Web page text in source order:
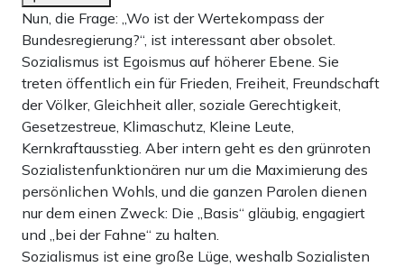
Nun, die Frage: „Wo ist der Wertekompass der
Bundesregierung?“, ist interessant aber obsolet.
Sozialismus ist Egoismus auf höherer Ebene. Sie
treten öffentlich ein für Frieden, Freiheit, Freundschaft
der Völker, Gleichheit aller, soziale Gerechtigkeit,
Gesetzestreue, Klimaschutz, Kleine Leute,
Kernkraftausstieg. Aber intern geht es den grünroten
Sozialistenfunktionären nur um die Maximierung des
persönlichen Wohls, und die ganzen Parolen dienen
nur dem einen Zweck: Die „Basis“ gläubig, engagiert
und „bei der Fahne“ zu halten.
Sozialismus ist eine große Lüge, weshalb Sozialisten